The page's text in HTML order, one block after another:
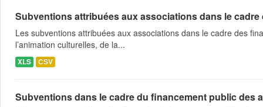
Subventions attribuées aux associations dans le
Les subventions attribuées aux associations dans le cadre des
l’animation culturelles, de la...
XLS CSV
Subventions dans le cadre du financement public des